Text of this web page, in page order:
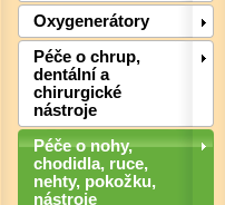
Oxygenerátory
Péče o chrup,
dentální a
chirurgické
nástroje
Péče o nohy,
chodidla, ruce,
nehty, pokožku,
nástroje